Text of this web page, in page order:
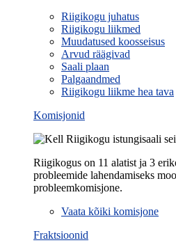
Riigikogu juhatus
Riigikogu liikmed
Muudatused koosseisus
Arvud räägivad
Saali plaan
Palgaandmed
Riigikogu liikme hea tava
Komisjonid
Riigikogus on 11 alatist ja 3
probleemide lahendamiseks
probleemkomisjone.
Vaata kõiki komisjone
Fraktsioonid